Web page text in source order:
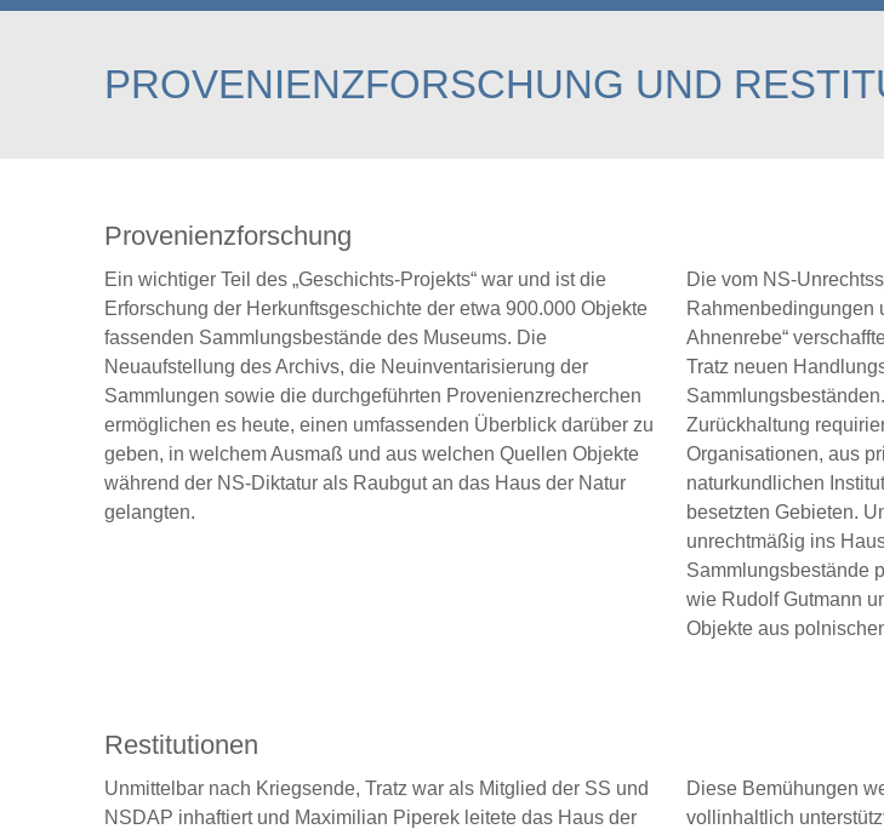
PROVENIENZFORSCHUNG UND
Provenienzforschung
Ein wichtiger Teil des „Geschichts-Projekts“ war und ist die
Erforschung der Herkunftsgeschichte der etwa 900.000 Objekte
fassenden Sammlungsbestände des Museums. Die
Neuaufstellung des Archivs, die Neuinventarisierung der
Sammlungen sowie die durchgeführten Provenienzrecherchen
ermöglichen es heute, einen umfassenden Überblick darüber zu
geben, in welchem Ausmaß und aus welchen Quellen Objekte
während der NS-Diktatur als Raubgut an das Haus der Natur
gelangten.
Die vom NS-
Rahmenbedingungen
Ahnenrebe“
Tratz neuen
Zurückhaltung
Organisationen, aus
naturkundlichen
besetzten Gebieten.
unrechtmäßig ins
Sammlungsbestände
wie Rudolf Gutmann
Objekte aus
Restitutionen
Unmittelbar nach Kriegsende, Tratz war als Mitglied der SS und
NSDAP inhaftiert und Maximilian Piperek leitete das Haus der
Diese Bemühungen
vollinhaltlich